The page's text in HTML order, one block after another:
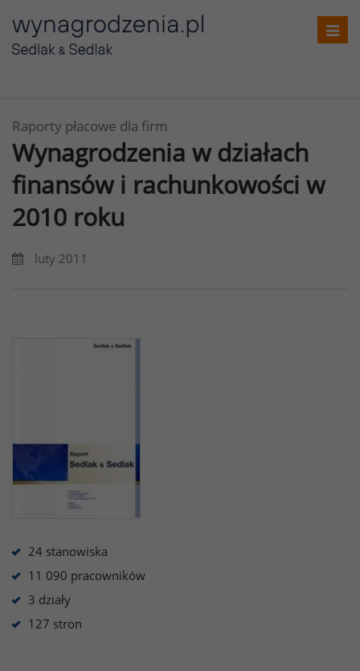
Raporty płacowe dla firm
Wynagrodzenia w działach
finansów i rachunkowości w
2010 roku
luty 2011
24 stanowiska
11 090 pracowników
3 działy
127 stron